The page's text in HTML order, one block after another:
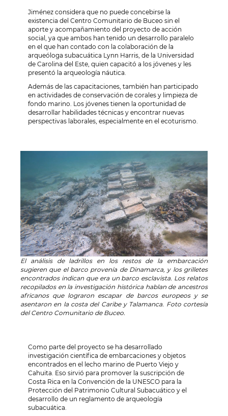
Jiménez considera que no puede concebirse la
existencia del Centro Comunitario de Buceo sin el
aporte y acompañamiento del proyecto de acción
social, ya que ambos han tenido un desarrollo paralelo
en el que han contado con la colaboración de la
arqueóloga subacuática Lynn Harris, de la Universidad
de Carolina del Este, quien capacitó a los jóvenes y les
presentó la arqueología náutica.
Además de las capacitaciones, también han participado
en actividades de conservación de corales y limpieza de
fondo marino. Los jóvenes tienen la oportunidad de
desarrollar habilidades técnicas y encontrar nuevas
perspectivas laborales, especialmente en el ecoturismo.
El análisis de ladrillos en los restos de la embarcación
sugieren que el barco provenía de Dinamarca, y los grilletes
encontrados indican que era un barco esclavista. Los relatos
recopilados en la investigación histórica hablan de ancestros
africanos que lograron escapar de barcos europeos y se
asentaron en la costa del Caribe y Talamanca. Foto cortesía
del Centro Comunitario de Buceo.
Como parte del proyecto se ha desarrollado
investigación científica de embarcaciones y objetos
encontrados en el lecho marino de Puerto Viejo y
Cahuita. Eso sirvió para promover la suscripción de
Costa Rica en la Convención de la UNESCO para la
Protección del Patrimonio Cultural Subacuático y el
desarrollo de un reglamento de arqueología
subacuática.